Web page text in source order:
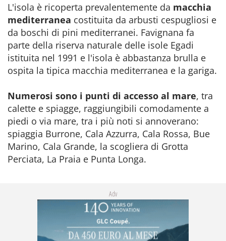
L'isola è ricoperta prevalentemente da macchia
mediterranea costituita da arbusti cespugliosi e
da boschi di pini mediterranei. Favignana fa
parte della riserva naturale delle isole Egadi
istituita nel 1991 e l'isola è abbastanza brulla e
ospita la tipica macchia mediterranea e la gariga.
Numerosi sono i punti di accesso al mare, tra
calette e spiagge, raggiungibili comodamente a
piedi o via mare, tra i più noti si annoverano:
spiaggia Burrone, Cala Azzurra, Cala Rossa, Bue
Marino, Cala Grande, la scogliera di Grotta
Perciata, La Praia e Punta Longa.
Adv